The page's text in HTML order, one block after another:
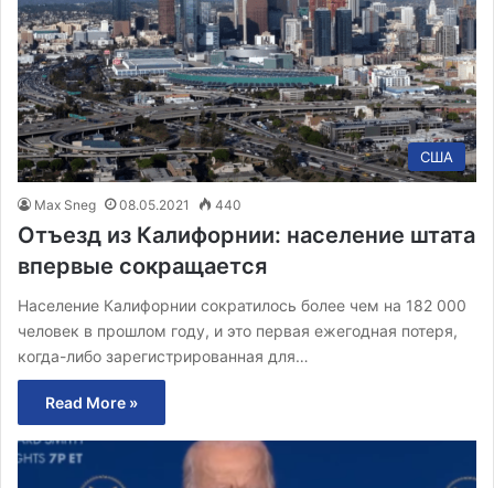
США
Max Sneg 08.05.2021 440
Отъезд из Калифорнии: население штата
впервые сокращается
Население Калифорнии сократилось более чем на 182 000
человек в прошлом году, и это первая ежегодная потеря,
когда-либо зарегистрированная для…
Read More »